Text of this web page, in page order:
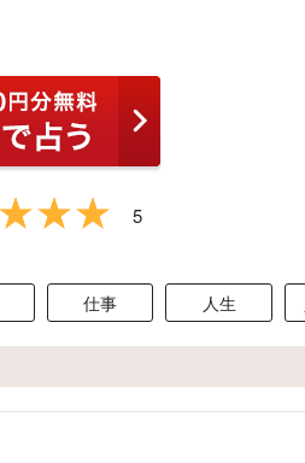
5
仕事 人生